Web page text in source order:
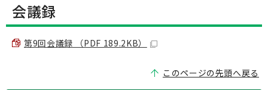
会議録
第9回会議録 （PDF 189.2KB）
このページの先頭へ戻る